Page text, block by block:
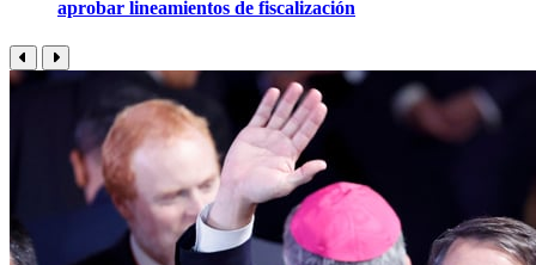
aprobar lineamientos de fiscalización